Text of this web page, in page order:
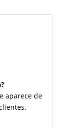
aparece de